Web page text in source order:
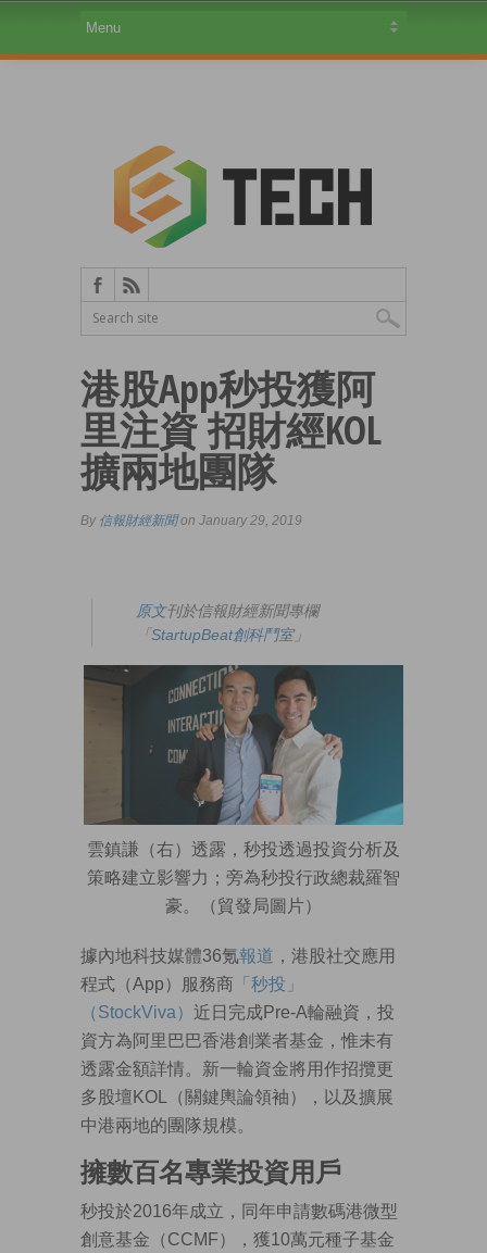
港股App秒投獲阿
里注資 招財經KOL
擴兩地團隊
By 信報財經新聞on January 29, 2019
原文刊於信報財經新聞專欄
「StartupBeat創科鬥室」
雲鎮謙（右）透露，秒投透過投資分析及
策略建立影響力；旁為秒投行政總裁羅智
豪。（貿發局圖片）
據內地科技媒體36氪報道 ，港股社交應用
程式（App）服務商 「秒投」
（StockViva） 近日完成Pre-A輪融資，投
資方為阿里巴巴香港創業者基金，惟未有
透露金額詳情。新一輪資金將用作招攬更
多股壇KOL（關鍵輿論領袖），以及擴展
中港兩地的團隊規模。
擁數百名專業投資用戶
秒投於2016年成立，同年申請數碼港微型
創意基金（CCMF），獲10萬元種子基金